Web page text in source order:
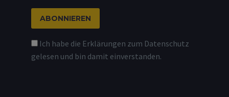
Ich habe die Erklärungen zum Datenschutz
gelesen und bin damit einverstanden.